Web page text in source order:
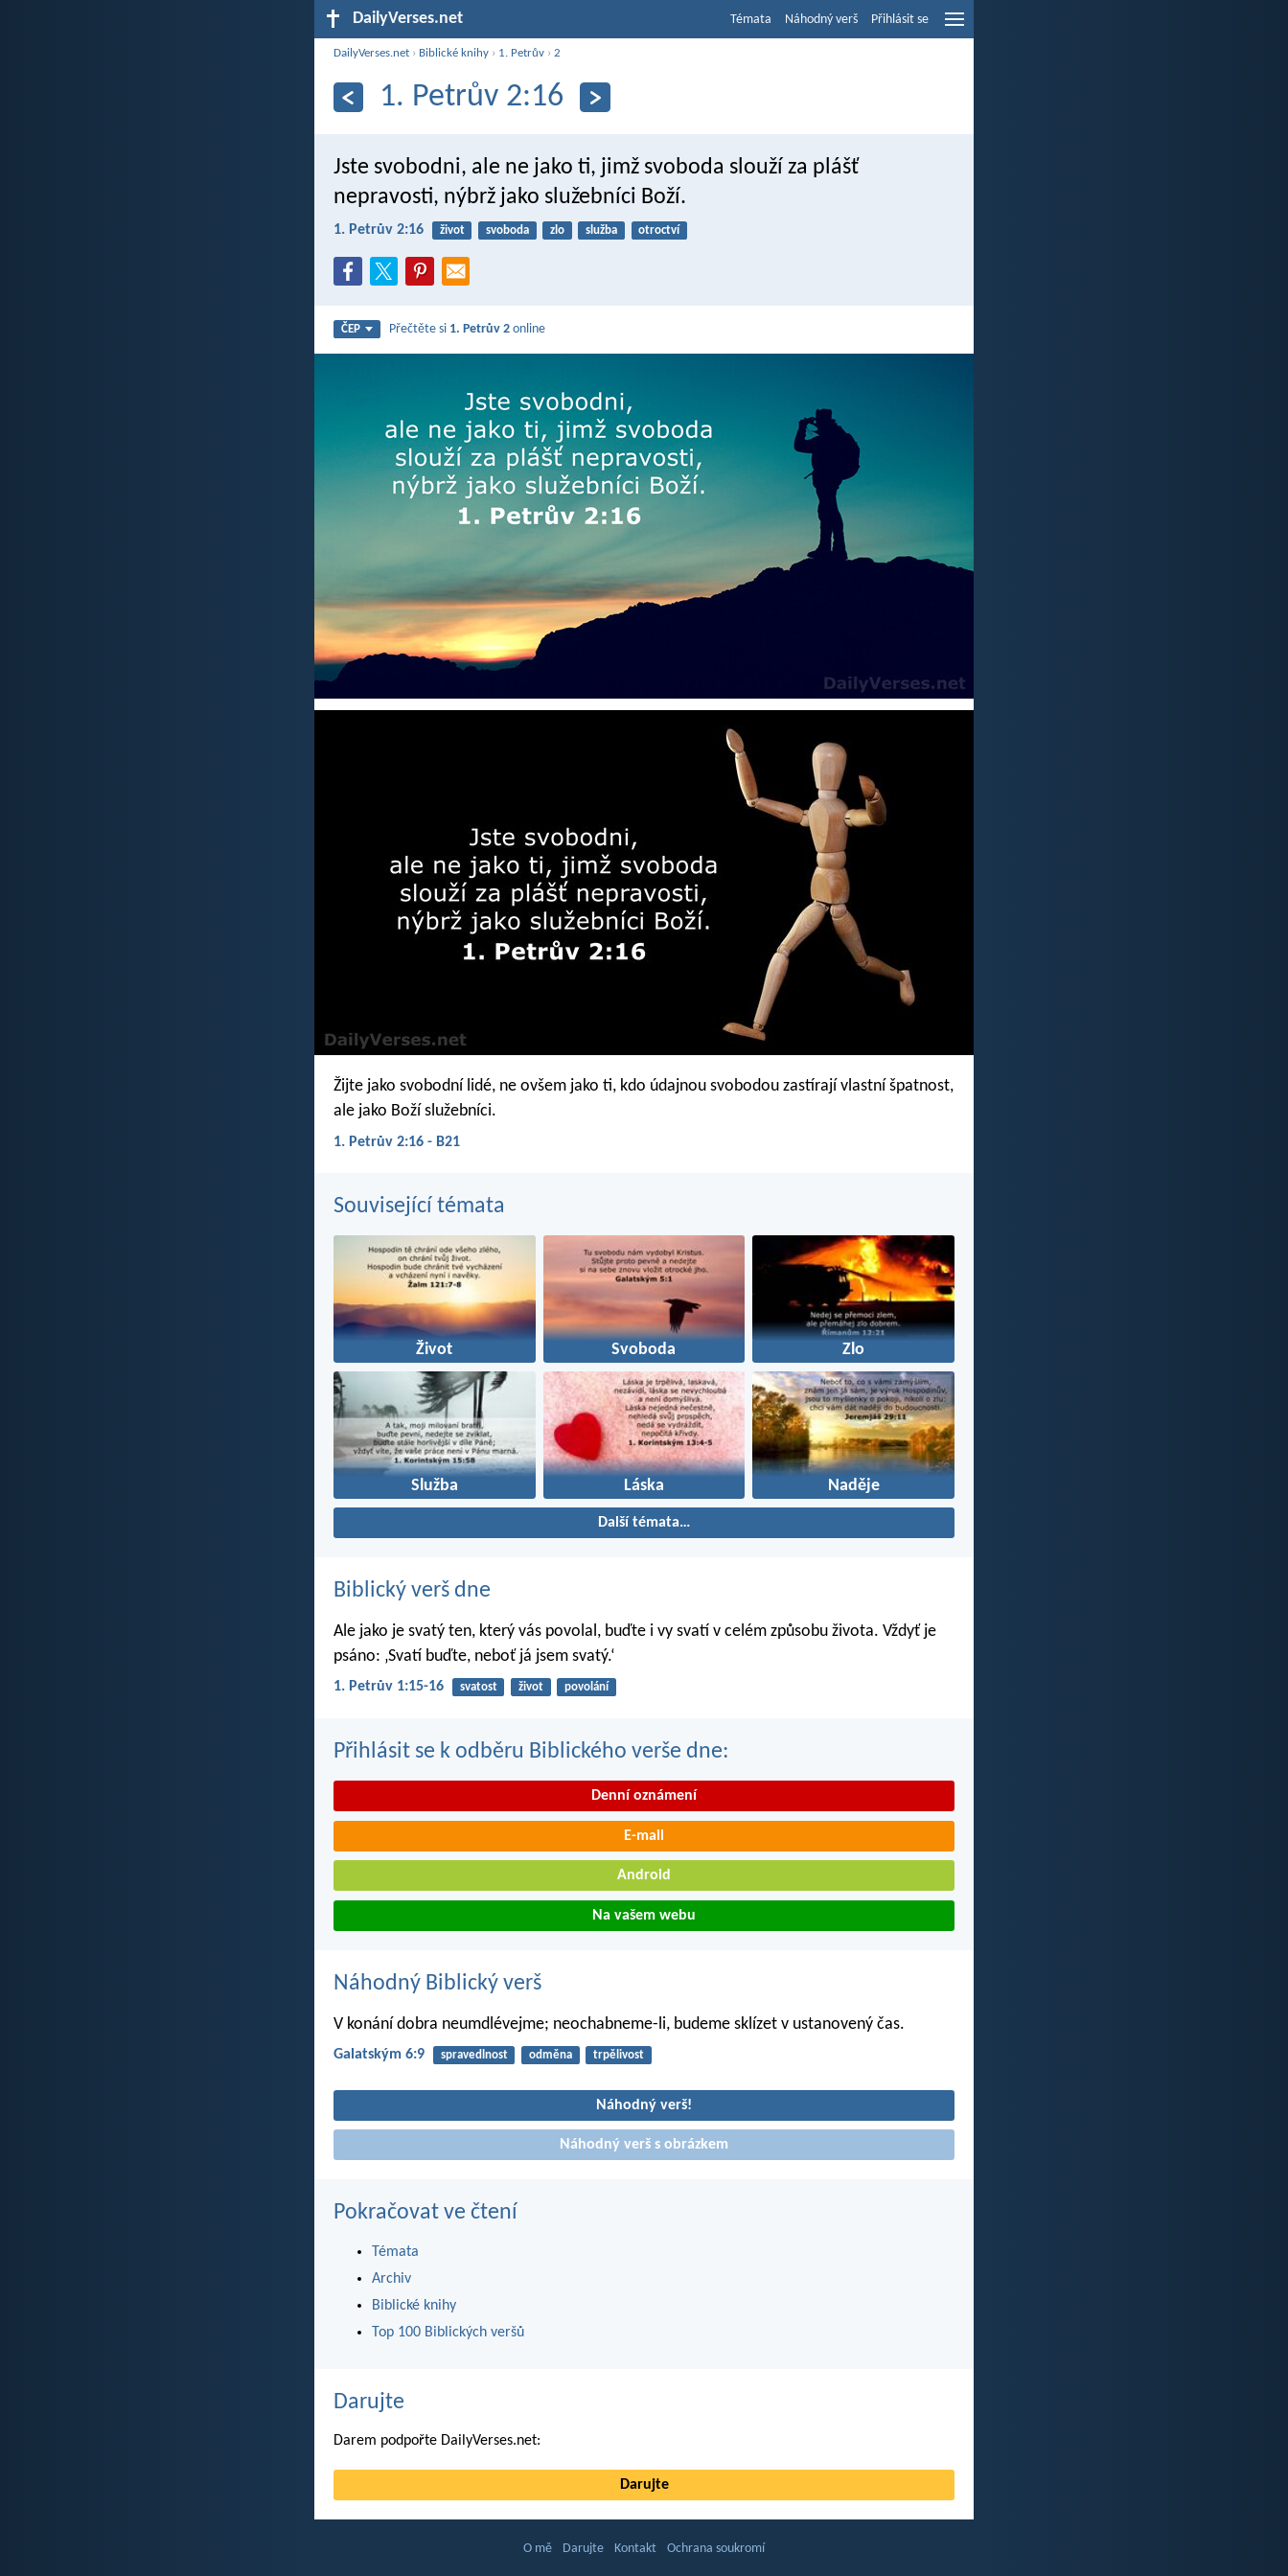
DailyVerses.net Témata Náhodný verš Přihlásit se
DailyVerses.net › Biblické knihy › 1. Petrův ›2
1. Petrův 2:16
Jste svobodni, ale ne jako ti, jimž svoboda slouží za plášť
nepravosti, nýbrž jako služebníci Boží.
1. Petrův 2:16 život svoboda zlo služba otroctví
ČEP Přečtěte si 1. Petrův 2 online
Žijte jako svobodní lidé, ne ovšem jako ti, kdo údajnou svobodou zastírají vlastní špatnost,
ale jako Boží služebníci.
1. Petrův 2:16 - B21
Související témata
Život Svoboda Zlo
Služba Láska Naděje
Další témata…
Biblický verš dne
Ale jako je svatý ten, který vás povolal, buďte i vy svatí v celém způsobu života. Vždyť je
psáno: ‚Svatí buďte, neboť já jsem svatý.‘
1. Petrův 1:15-16 svatost život povolání
Přihlásit se k odběru Biblického verše dne:
Denní oznámení
E-mail
Android
Na vašem webu
Náhodný Biblický verš
V konání dobra neumdlévejme; neochabneme-li, budeme sklízet v ustanovený čas.
Galatským 6:9 spravedlnost odměna trpělivost
Náhodný verš!
Náhodný verš s obrázkem
Pokračovat ve čtení
Témata
Archiv
Biblické knihy
Top 100 Biblických veršů
Darujte
Darem podpořte DailyVerses.net:
Darujte
O mě Darujte Kontakt Ochrana soukromí